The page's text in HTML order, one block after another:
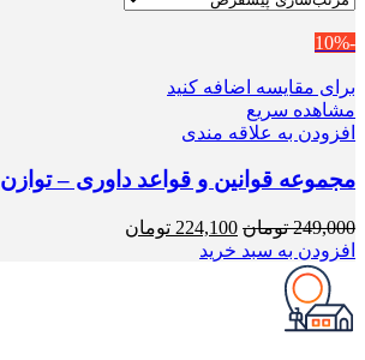
-10%
برای مقایسه اضافه کنید
مشاهده سریع
افزودن به علاقه مندی
مجموعه قوانین و قواعد داوری – توازن
249,000 تومان قیمت
اصلی
224,100 تومان
افزودن به سبد خرید